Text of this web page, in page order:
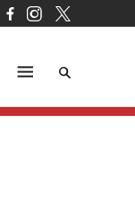
Cerca